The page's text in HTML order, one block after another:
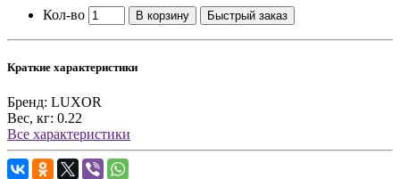
Кол-во В корзину Быстрый заказ
Краткие характеристики
Бренд: LUXOR
Вес, кг: 0.22
Все характеристики